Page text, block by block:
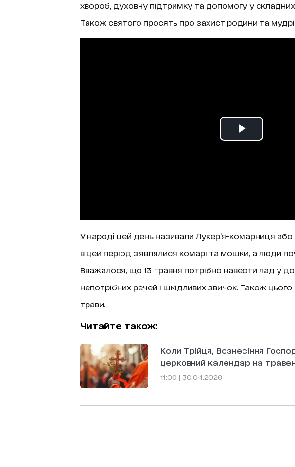
хвороб, духовну підтримку та допомогу у
Також святого просять про захист родини та
У народі цей день називали Лукер’я-комарниця
в цей період з’являлися комарі та мошки, а люди
Вважалося, що 13 травня потрібно навести лад у
непотрібних речей і шкідливих звичок. Також цього
трави.
Читайте також:
Коли Трійця, Вознесіння
церковний календар на
11:00 | 30.04.2026